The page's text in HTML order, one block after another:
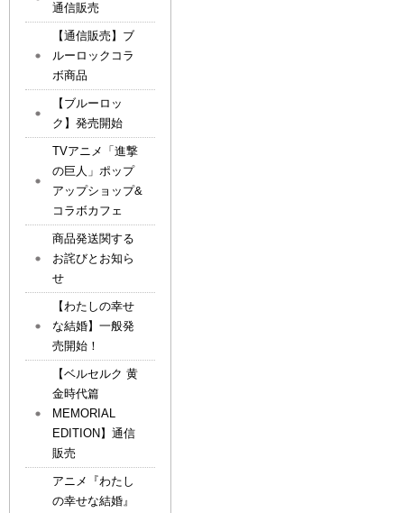
通信販売
【通信販売】ブ
ルーロックコラ
ボ商品
【ブルーロッ
ク】発売開始
TVアニメ「進撃
の巨人」ポップ
アップショップ&
コラボカフェ
商品発送関する
お詫びとお知ら
せ
【わたしの幸せ
な結婚】一般発
売開始！
【ベルセルク 黄
金時代篇
MEMORIAL
EDITION】通信
販売
アニメ『わたし
の幸せな結婚』